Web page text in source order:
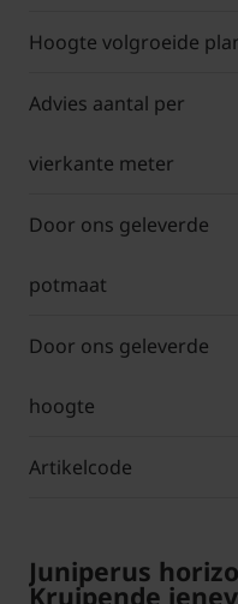
Hoogte volgroeide
Advies aantal per
vierkante meter
Door ons geleverde
potmaat
Door ons geleverde
hoogte
Artikelcode
Juniperus
Kruipende